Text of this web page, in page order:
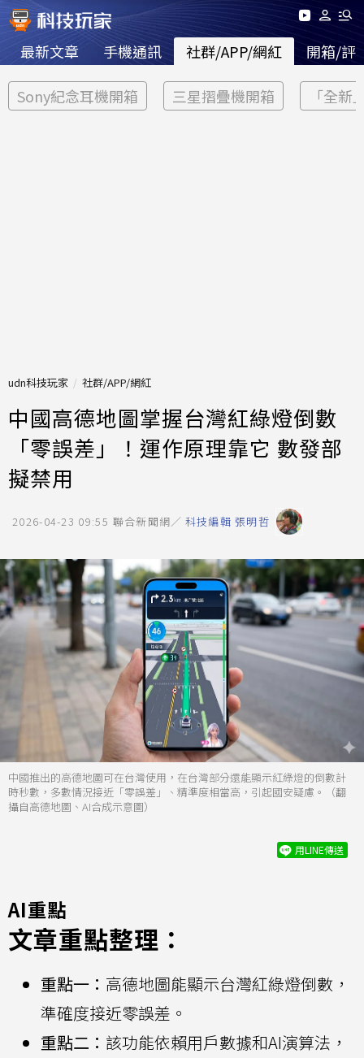
最新文章 手機通訊 社群/APP/網紅 開箱/評
Sony紀念耳機開箱 三星摺疊機開箱 「全新
udn科技玩家 社群/APP/網紅
中國高德地圖掌握台灣紅綠燈倒數
「零誤差」！運作原理靠它 數發部
擬禁用
2026-04-23 09:55 聯合新聞網／ 科技編輯 張明哲
中國推出的高德地圖可在台灣使用，在台灣部分還能顯示紅綠燈的倒數計
時秒數，多數情況接近「零誤差」、精準度相當高，引起國安疑慮。（翻
攝自高德地圖、AI合成示意圖）
用LINE傳送
AI重點
文章重點整理：
重點一： 高德地圖能顯示台灣紅綠燈倒數，
準確度接近零誤差。
重點二： 該功能依賴用戶數據和AI演算法，